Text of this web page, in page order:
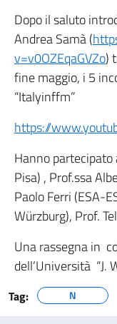
Dopo il saluto
Andrea Samà (
v=v0OZEqaGVZo)
fine maggio, i 5
“Italyinffm”
https://
Hanno partecipato
Pisa) , Prof.ssa
Paolo Ferri (ESA-
Würzburg), Prof.
Una rassegna in
dell’Università “J.
Tag: N